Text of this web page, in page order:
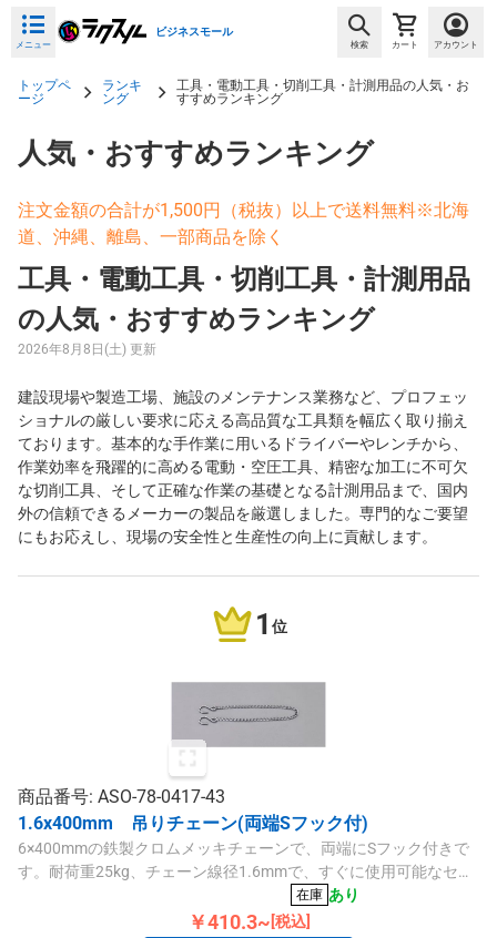
メニュー
ビジネスモール
検索 カート アカウント
トップペ
ージ
ランキ
ング
工具・電動工具・切削工具・計測用品の人気・お
すすめランキング
人気・おすすめランキング
注文金額の合計が1,500円（税抜）以上で送料無料※北海
道、沖縄、離島、一部商品を除く
工具・電動工具・切削工具・計測用品
の人気・おすすめランキング
2026年8月8日(土) 更新
建設現場や製造工場、施設のメンテナンス業務など、プロフェッ
ショナルの厳しい要求に応える高品質な工具類を幅広く取り揃え
ております。基本的な手作業に用いるドライバーやレンチから、
作業効率を飛躍的に高める電動・空圧工具、精密な加工に不可欠
な切削工具、そして正確な作業の基礎となる計測用品まで、国内
外の信頼できるメーカーの製品を厳選しました。専門的なご要望
にもお応えし、現場の安全性と生産性の向上に貢献します。
1 位
商品番号: ASO-78-0417-43
1.6x400mm 吊りチェーン(両端Sフック付)
6×400mmの鉄製クロムメッキチェーンで、両端にSフック付きで
す。耐荷重25kg、チェーン線径1.6mmで、すぐに使用可能なセッ
在庫 あり
￥410.3~ [税込]